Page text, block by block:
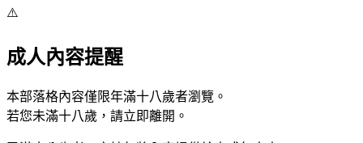
⚠️
成人內容提醒
本部落格內容僅限年滿十八歲者瀏覽。
若您未滿十八歲，請立即離開。